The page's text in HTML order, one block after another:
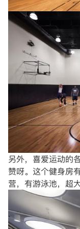
另外，喜爱运动的
赞呀。这个健身房
营，有游泳池，超